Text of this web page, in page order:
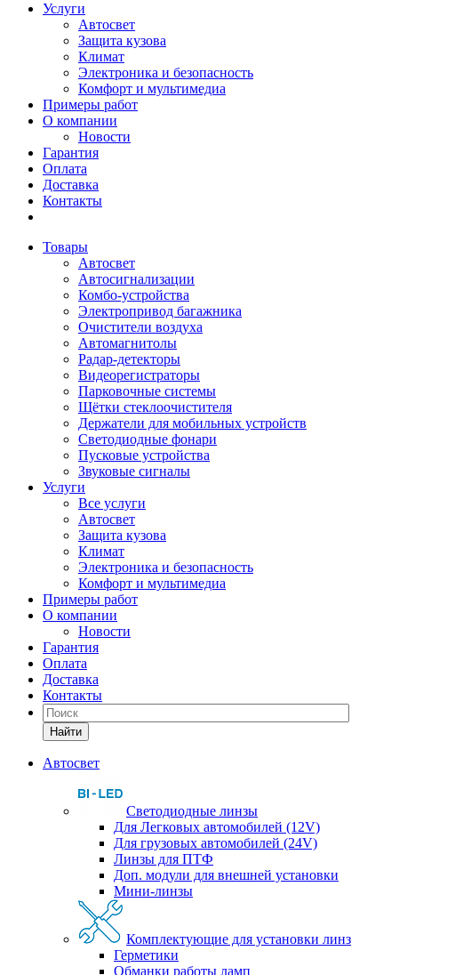
Услуги
Автосвет
Защита кузова
Климат
Электроника и безопасность
Комфорт и мультимедиа
Примеры работ
О компании
Новости
Гарантия
Оплата
Доставка
Контакты
Товары
Автосвет
Автосигнализации
Комбо-устройства
Электропривод багажника
Очистители воздуха
Автомагнитолы
Радар-детекторы
Видеорегистраторы
Парковочные системы
Щётки стеклоочистителя
Держатели для мобильных устройств
Светодиодные фонари
Пусковые устройства
Звуковые сигналы
Услуги
Все услуги
Автосвет
Защита кузова
Климат
Электроника и безопасность
Комфорт и мультимедиа
Примеры работ
О компании
Новости
Гарантия
Оплата
Доставка
Контакты
Найти
Автосвет
Светодиодные линзы
Для Легковых автомобилей (12V)
Для грузовых автомобилей (24V)
Линзы для ПТФ
Доп. модули для внешней установки
Мини-линзы
Комплектующие для установки линз
Герметики
Обманки работы ламп